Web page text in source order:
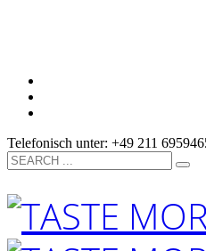
Telefonisch unter: +49 211